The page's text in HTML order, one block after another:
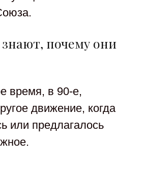
почему они
время, в 90-е,
движение, когда
или предлагалось